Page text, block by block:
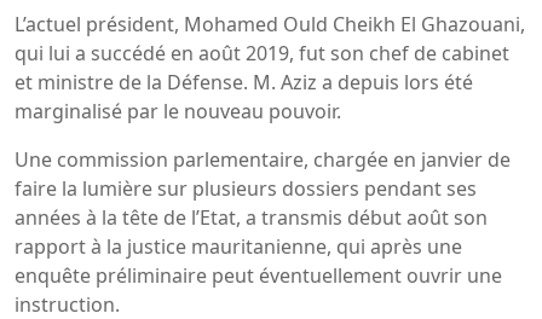
L’actuel président, Mohamed Ould Cheikh El Ghazouani,
qui lui a succédé en août 2019, fut son chef de cabinet
et ministre de la Défense. M. Aziz a depuis lors été
marginalisé par le nouveau pouvoir.
Une commission parlementaire, chargée en janvier de
faire la lumière sur plusieurs dossiers pendant ses
années à la tête de l’Etat, a transmis début août son
rapport à la justice mauritanienne, qui après une
enquête préliminaire peut éventuellement ouvrir une
instruction.